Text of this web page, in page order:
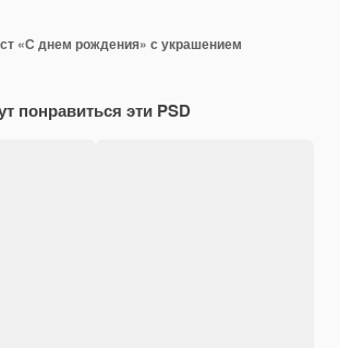
«С днем рождения» с украшением
понравиться эти PSD